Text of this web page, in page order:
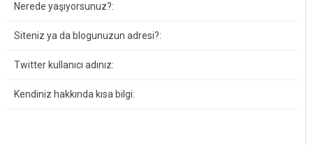
Nerede yaşıyorsunuz?:
Siteniz ya da blogunuzun adresi?:
Twitter kullanıcı adınız:
Kendiniz hakkında kısa bilgi: